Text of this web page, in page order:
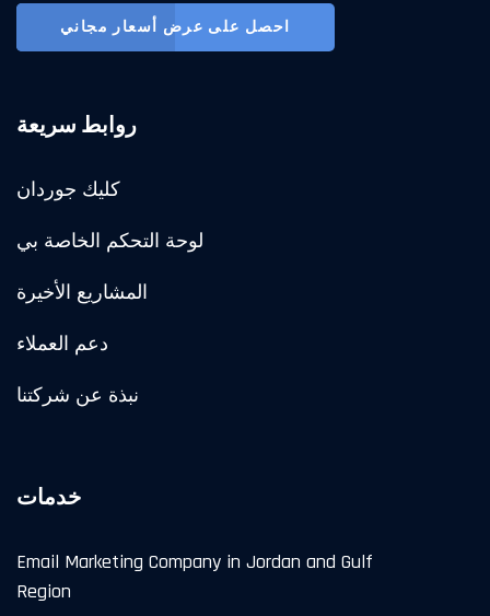
احصل على عرض أسعار مجاني
روابط سريعة
كليك جوردان
لوحة التحكم الخاصة بي
المشاريع الأخيرة
دعم العملاء
نبذة عن شركتنا
خدمات
Email Marketing Company in Jordan and Gulf
Region